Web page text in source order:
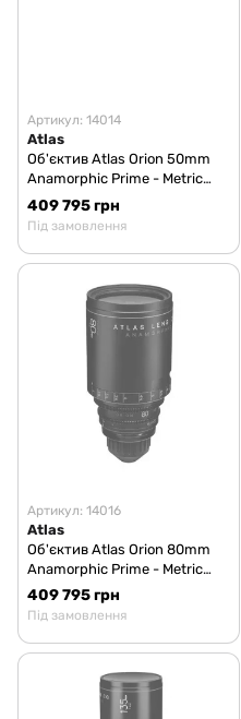
Артикул: 14014
Atlas
Об'єктив Atlas Orion 50mm
Anamorphic Prime - Metric
scale
409 795 грн
Під замовлення
Артикул: 14016
Atlas
Об'єктив Atlas Orion 80mm
Anamorphic Prime - Metric
scale
409 795 грн
Під замовлення